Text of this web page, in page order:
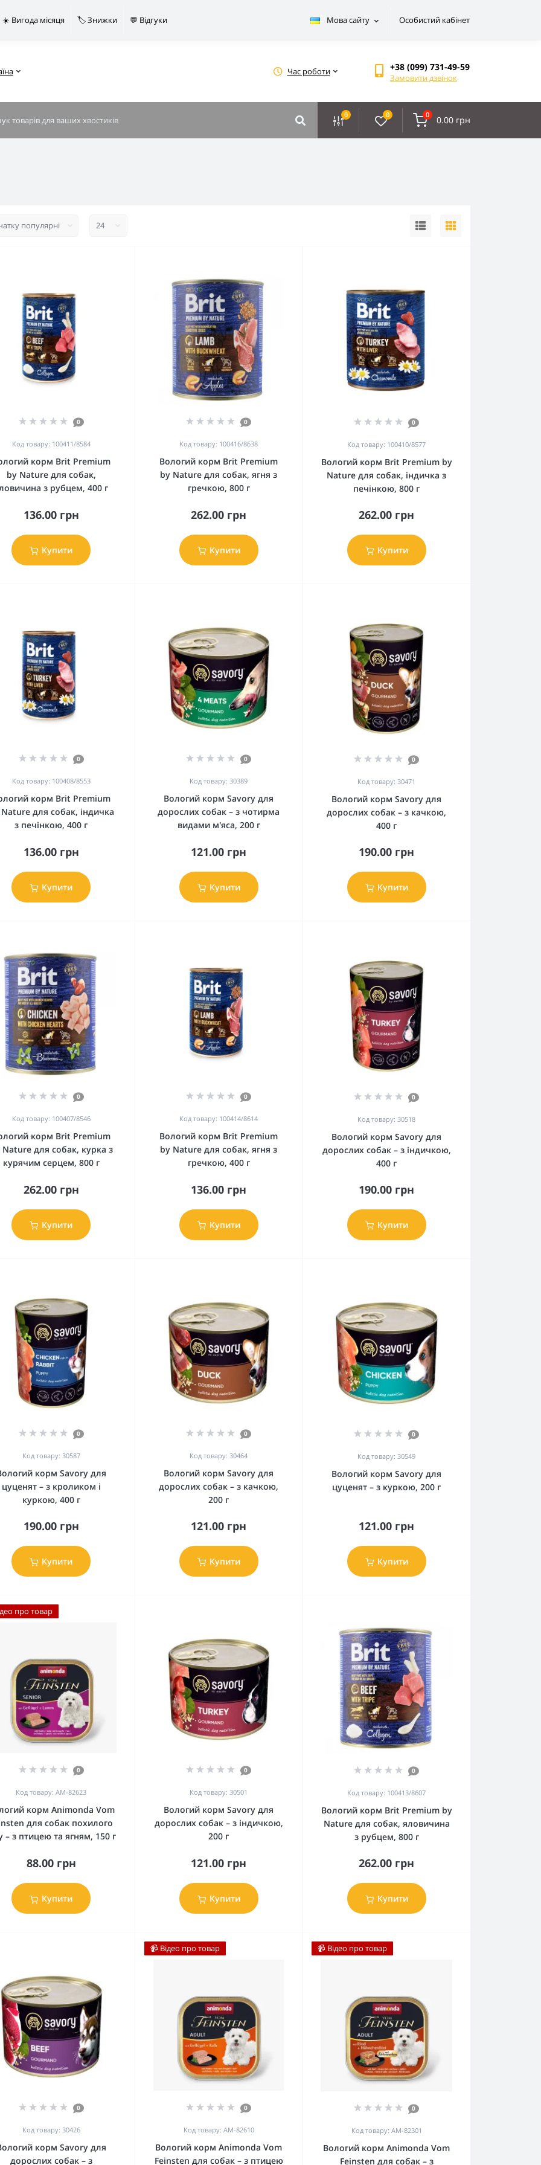
☀️ Вигода місяця 🏷️ Знижки 💬 Відгуки Мова сайту Особистий кабінет
Час роботи +38 (099) 731-49-59
Замовити дзвінок
0 0 0 0.00 грн
0
Код товару: 100411/8584
корм Brit Premium
by Nature для собак,
з рубцем, 400 г
136.00 грн
Купити
0
Код товару: 100416/8638
Вологий корм Brit Premium
by Nature для собак, ягня з
гречкою, 800 г
262.00 грн
Купити
0
Код товару: 100410/8577
Вологий корм Brit Premium by
Nature для собак, індичка з
печінкою, 800 г
262.00 грн
Купити
0
Код товару: 100408/8553
корм Brit Premium
для собак, індичка
з печінкою, 400 г
136.00 грн
Купити
0
Код товару: 30389
Вологий корм Savory для
дорослих собак – з чотирма
видами м'яса, 200 г
121.00 грн
Купити
0
Код товару: 30471
Вологий корм Savory для
дорослих собак – з качкою,
400 г
190.00 грн
Купити
0
Код товару: 100407/8546
корм Brit Premium
для собак, курка з
курячим серцем, 800 г
262.00 грн
Купити
0
Код товару: 100414/8614
Вологий корм Brit Premium
by Nature для собак, ягня з
гречкою, 400 г
136.00 грн
Купити
0
Код товару: 30518
Вологий корм Savory для
дорослих собак – з індичкою,
400 г
190.00 грн
Купити
0
Код товару: 30587
корм Savory для
цуценят – з кроликом і
куркою, 400 г
190.00 грн
Купити
0
Код товару: 30464
Вологий корм Savory для
дорослих собак – з качкою,
200 г
121.00 грн
Купити
0
Код товару: 30549
Вологий корм Savory для
цуценят – з куркою, 200 г
121.00 грн
Купити
про товар
0
Код товару: AM-82623
корм Animonda Vom
для собак похилого
– з птицею та ягням, 150 г
88.00 грн
Купити
0
Код товару: 30501
Вологий корм Savory для
дорослих собак – з індичкою,
200 г
121.00 грн
Купити
0
Код товару: 100413/8607
Вологий корм Brit Premium by
Nature для собак, яловичина
з рубцем, 800 г
262.00 грн
Купити
0
Код товару: 30426
корм Savory для
дорослих собак – з
📹 Відео про товар
0
Код товару: AM-82610
Вологий корм Animonda Vom
Feinsten для собак – з птицею
📹 Відео про товар
0
Код товару: AM-82301
Вологий корм Animonda Vom
Feinsten для собак – з